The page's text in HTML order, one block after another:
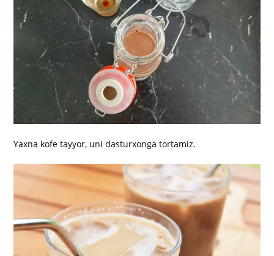
Yaxna kofe tayyor, uni dasturxonga tortamiz.